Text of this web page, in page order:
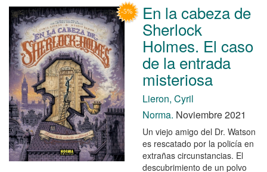
En la cabeza de
Sherlock
Holmes. El caso
de la entrada
misteriosa
Lieron, Cyril
Norma. Noviembre 2021
Un viejo amigo del Dr. Watson
es rescatado por la policía en
extrañas circunstancias. El
descubrimiento de un polvo